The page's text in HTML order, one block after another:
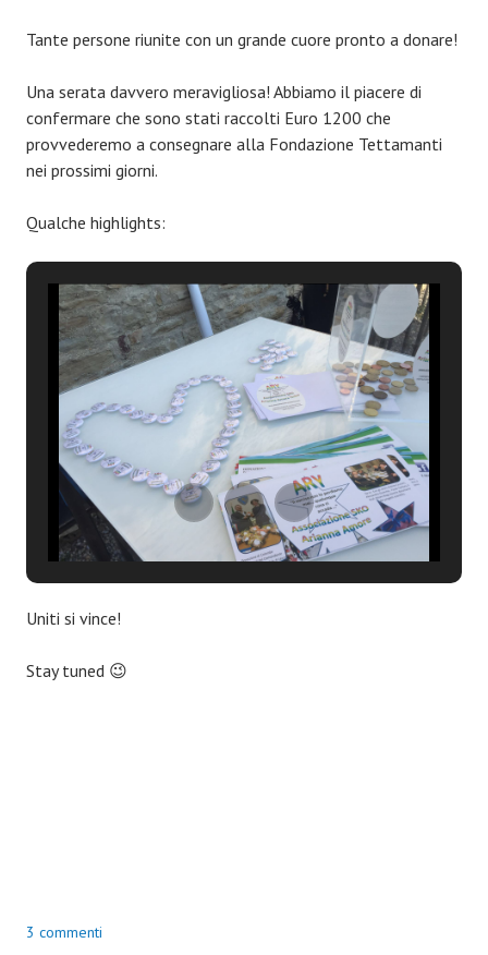
Tante persone riunite con un grande cuore pronto a donare!
Una serata davvero meravigliosa! Abbiamo il piacere di
confermare che sono stati raccolti Euro 1200 che
provvederemo a consegnare alla Fondazione Tettamanti
nei prossimi giorni.
Qualche highlights:
Uniti si vince!
Stay tuned 😉
3 commenti